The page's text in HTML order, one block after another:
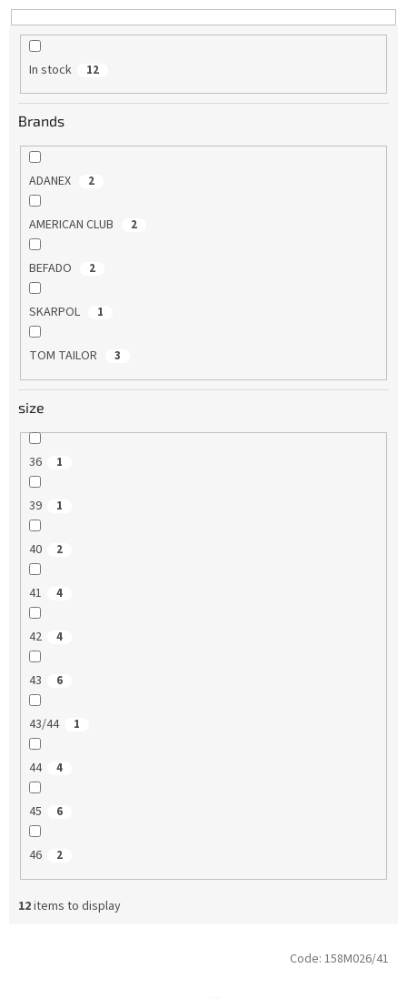
t
In stock 12
Brands
ADANEX 2
AMERICAN CLUB 2
BEFADO 2
SKARPOL 1
TOM TAILOR 3
size
36 1
39 1
40 2
41 4
42 4
43 6
43/44 1
44 4
45 6
46 2
12items to display
Code: 158M026/41